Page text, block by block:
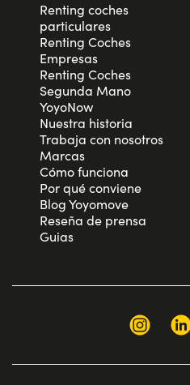
Renting coches
particulares
Renting Coches
Empresas
Renting Coches
Segunda Mano
YoyoNow
Nuestra historia
Trabaja con nosotros
Marcas
Cómo funciona
Por qué conviene
Blog Yoyomove
Reseña de prensa
Guias